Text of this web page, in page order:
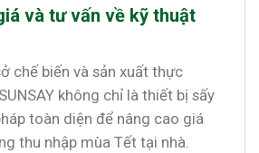
và tư vấn về kỹ thuật
chế biến và sản xuất thực
không chỉ là thiết bị sấy
toàn diện để nâng cao giá
thu nhập mùa Tết tại nhà.